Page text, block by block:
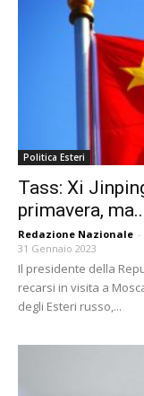
Politica Esteri
Tass: Xi
primavera,
Redazione Nazionale -
31 Gennaio 2023
Il presidente della
recarsi in visita a
degli Esteri russo,...